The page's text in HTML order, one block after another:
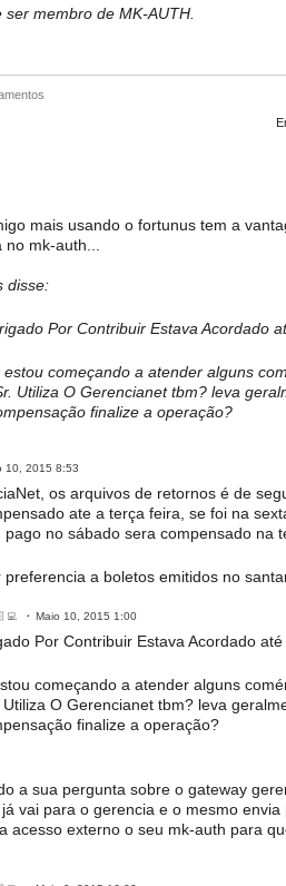
membro de MK-AUTH.
mais usando o fortunus tem a
no mk-auth...
disse:
Por Contribuir Estava Acordado
começando a atender alguns
Utiliza O Gerencianet tbm? leva
finalize a operação?
10, 2015 8:53
os arquivos de retornos é de
ate a terça feira, se foi na
no sábado sera compensado na
a boletos emitidos no
Maio 10, 2015 1:00
Por Contribuir Estava Acordado
começando a atender alguns
O Gerencianet tbm? leva
finalize a operação?
a sua pergunta sobre o gateway
vai para o gerencia e o mesmo
acesso externo o seu mk-auth para